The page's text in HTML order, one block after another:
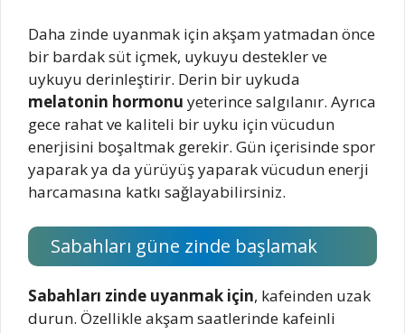
Daha zinde uyanmak için akşam yatmadan önce
bir bardak süt içmek, uykuyu destekler ve
uykuyu derinleştirir. Derin bir uykuda
melatonin hormonu yeterince salgılanır. Ayrıca
gece rahat ve kaliteli bir uyku için vücudun
enerjisini boşaltmak gerekir. Gün içerisinde spor
yaparak ya da yürüyüş yaparak vücudun enerji
harcamasına katkı sağlayabilirsiniz.
Sabahları güne zinde başlamak
Sabahları zinde uyanmak için, kafeinden uzak
durun. Özellikle akşam saatlerinde kafeinli